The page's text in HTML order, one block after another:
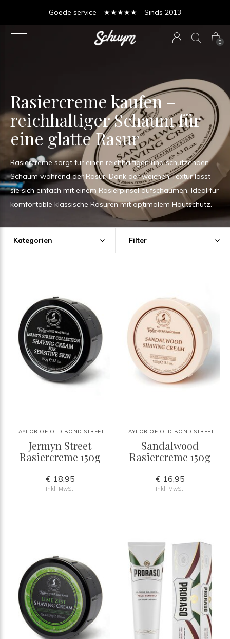
0
Goede service - ★★★★★ - Sinds 2013
Rasiercreme kaufen –
reichhaltiger Schaum für
eine glatte Rasur
Rasiercreme sorgt für einen reichhaltigen und schützenden
Schaum während der Rasur. Dank der weichen Textur lässt
sie sich einfach mit einem Rasierpinsel aufschäumen. Ideal für
komfortable klassische Rasuren mit optimalem Hautschutz.
Kategorien Filter
TAYLOR OF OLD BOND STREET
Jermyn Street
Rasiercreme 150g
€ 18,95
Inkl. MwSt.
TAYLOR OF OLD BOND STREET
Sandalwood
Rasiercreme 150g
€ 16,95
Inkl. MwSt.